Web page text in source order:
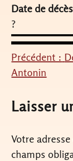
Date de
?
de
l’article
Précédent :
Antonin
Laisser
Votre
champs